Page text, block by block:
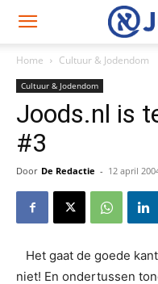
Home Cultuur & Jodendom
Cultuur & Jodendom
Joods.nl is
#3
Door De Redactie - 12 april
Het gaat de goede
niet! En ondertussen